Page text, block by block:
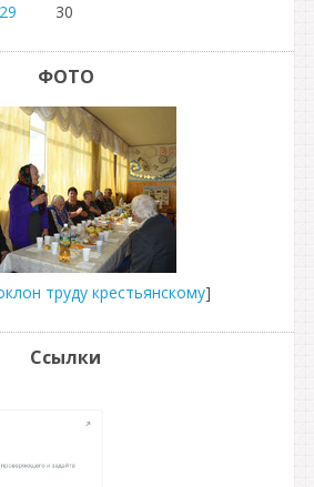
29 30
ФОТО
труду крестьянскому]
Ссылки